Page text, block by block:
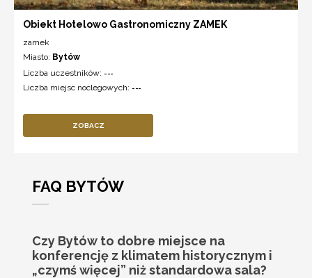
Obiekt Hotelowo Gastronomiczny ZAMEK
zamek
Miasto: Bytów
Liczba uczestników: ---
Liczba miejsc noclegowych: ---
ZOBACZ
FAQ BYTÓW
Czy Bytów to dobre miejsce na
konferencję z klimatem historycznym i
„czymś więcej” niż standardowa sala?